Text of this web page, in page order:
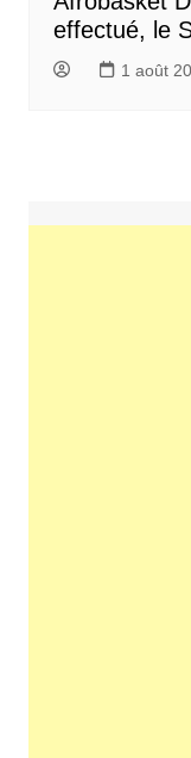
effectué, le
1 août